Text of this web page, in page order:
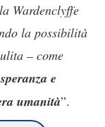
Wardenclyffe
la possibilità
– come
e
umanità”.